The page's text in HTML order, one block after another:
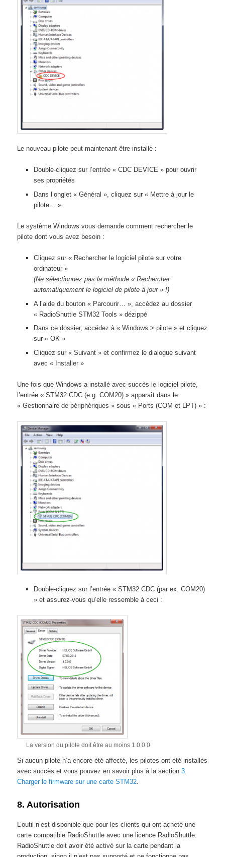
Le nouveau pilote peut maintenant être installé :
Double-cliquez sur l’entrée « CDC DEVICE » pour ouvrir
ses propriétés
Dans l’onglet « Général », cliquez sur « Mettre à jour le
pilote… »
Le système Windows vous demande comment rechercher le
pilote dont vous avez besoin :
Cliquez sur « Rechercher le logiciel pilote sur votre
ordinateur »
(Ne sélectionnez pas la méthode « Rechercher
automatiquement le logiciel de pilote à jour » !)
A l’aide du bouton « Parcourir… », accédez au dossier
« RadioShuttle STM32 Tools » dézippé
Dans ce dossier, accédez à « Windows > pilote » et cliquez
sur « OK »
Cliquez sur « Suivant » et confirmez le dialogue suivant
avec « Installer »
Une fois que Windows a installé avec succès le logiciel pilote,
l’entrée « STM32 CDC (e.g. COM20) » apparaît dans le
« Gestionnaire de périphériques » sous « Ports (COM et LPT) » :
Double-cliquez sur l’entrée « STM32 CDC (par ex. COM20)
» et assurez-vous qu’elle ressemble à ceci :
La version du pilote doit être au moins 1.0.0.0
Si aucun pilote n’a encore été affecté, les pilotes ont été installés
avec succès et vous pouvez en savoir plus à la section3.
Charger le firmware sur une carte STM32
8. Autorisation
L’outil n’est disponible que pour les clients qui ont acheté une
carte compatible RadioShuttle avec une licence RadioShuttle.
RadioShuttle doit avoir été activé sur la carte pendant la